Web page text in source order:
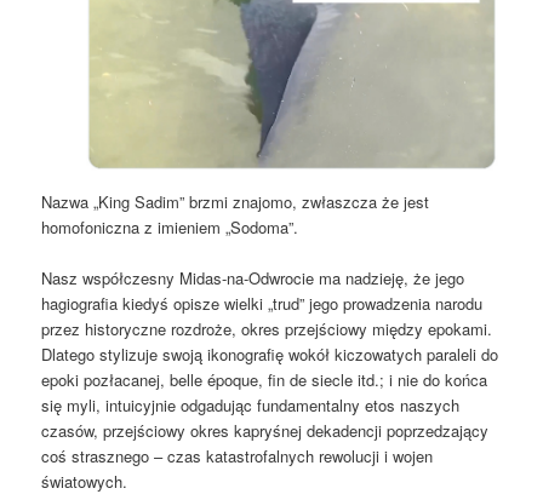
Nazwa „King Sadim” brzmi znajomo, zwłaszcza że jest
homofoniczna z imieniem „Sodoma”.
Nasz współczesny Midas-na-Odwrocie ma nadzieję, że jego
hagiografia kiedyś opisze wielki „trud” jego prowadzenia narodu
przez historyczne rozdroże, okres przejściowy między epokami.
Dlatego stylizuje swoją ikonografię wokół kiczowatych paraleli do
epoki pozłacanej, belle époque, fin de siecle itd.; i nie do końca
się myli, intuicyjnie odgadując fundamentalny etos naszych
czasów, przejściowy okres kapryśnej dekadencji poprzedzający
coś strasznego – czas katastrofalnych rewolucji i wojen
światowych.